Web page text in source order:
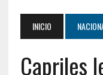
INICIO
Capriles